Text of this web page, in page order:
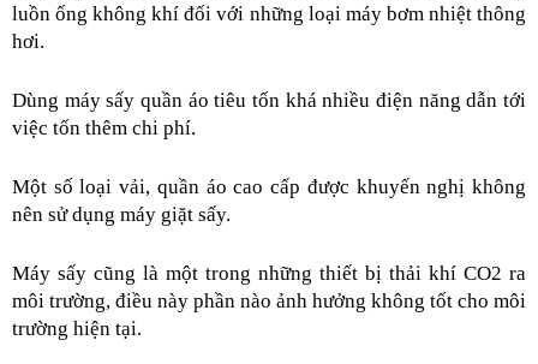
luồn ống không khí đối với những loại máy bơm nhiệt thông
hơi.
Dùng máy sấy quần áo tiêu tốn khá nhiều điện năng dẫn tới
việc tốn thêm chi phí.
Một số loại vải, quần áo cao cấp được khuyến nghị không
nên sử dụng máy giặt sấy.
Máy sấy cũng là một trong những thiết bị thải khí CO2 ra
môi trường, điều này phần nào ảnh hưởng không tốt cho môi
trường hiện tại.